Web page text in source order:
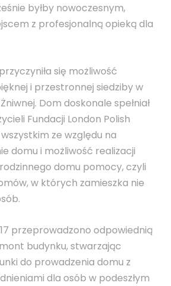
byłby nowoczesnym,
z profesjonalną opieką dla
się możliwość
i przestronnej siedziby w
Dom doskonale spełniał
Fundacji London Polish
ze względu na
domu i możliwość realizacji
domu pomocy, czyli
w których zamieszka nie
przeprowadzono odpowiednią
budynku, stwarzając
do prowadzenia domu z
dla osób w podeszłym